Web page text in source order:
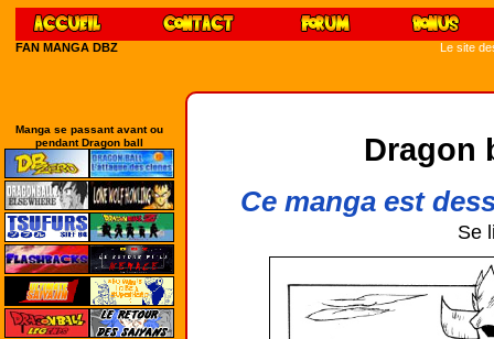
FAN MANGA DBZ Le site
Manga se passant avant ou
pendant Dragon ball
Dragon
Ce manga est
Se